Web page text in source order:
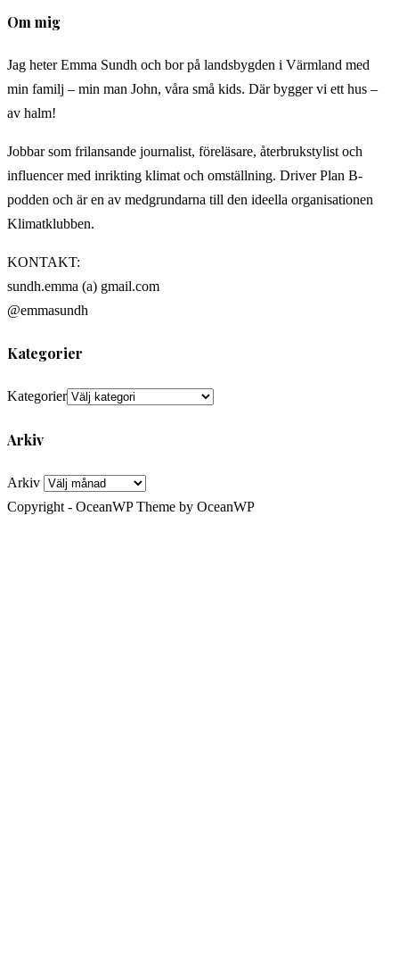
Om mig
Jag heter Emma Sundh och bor på landsbygden i Värmland med
min familj – min man John, våra små kids. Där bygger vi ett hus –
av halm!
Jobbar som frilansande journalist, föreläsare, återbrukstylist och
influencer med inrikting klimat och omställning. Driver Plan B-
podden och är en av medgrundarna till den ideella organisationen
Klimatklubben.
KONTAKT:
sundh.emma (a) gmail.com
@emmasundh
Kategorier
Kategorier
Arkiv
Arkiv
Copyright - OceanWP Theme by OceanWP